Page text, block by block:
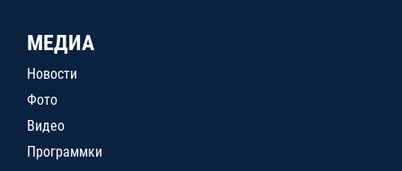
МЕДИА
Новости
Фото
Видео
Программки